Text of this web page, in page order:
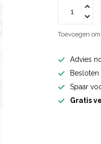
Toevoegen
Advies
Besloten
Spaar
Gratis